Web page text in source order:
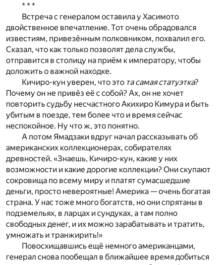
* * *
Встреча с генералом оставила у Хасимото
двойственное впечатление. Тот очень обрадовался
известиям, привезённым полковником, похвалил его.
Сказал, что как только позволят дела службы,
отправится в столицу на приём к императору, чтобы
доложить о важной находке.
Кичиро-кун уверен, что это та самая статуэтка?
Почему он не привёз её с собой? Ах, он не хочет
повторить судьбу несчастного Акихиро Кимура и быть
убитым в поезде, тем более что и время сейчас
неспокойное. Ну что ж, это понятно.
А потом Ямадзаки вдруг начал рассказывать об
американских коллекционерах, собирателях
древностей. «Знаешь, Кичиро-кун, какие у них
возможности и какие дорогие коллекции? Они скупают
сокровища по всему миру и платят сумасшедшие
деньги, просто невероятные! Америка — очень богатая
страна. У нас тоже много богатств, но они спрятаны в
подземельях, в ларцах и сундуках, а там полно
свободных денег, и их можно зарабатывать и тратить,
умножать и транжирить!»
Повосхищавшись ещё немного американцами,
генерал снова пообещал в ближайшее время добиться